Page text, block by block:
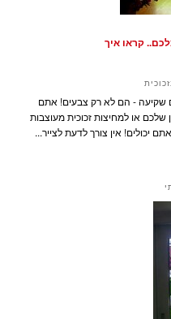
קראו איך
שקיעה - הם לא רק צבעים! אתם
שלכם או למחיצות זכוכית מעוצבות
יכולים! אין צורך לדעת לצייר...